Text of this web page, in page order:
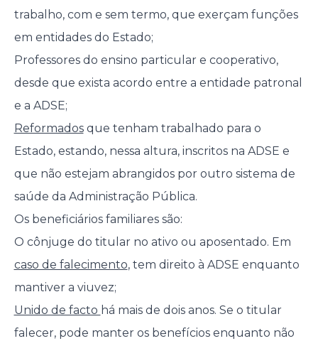
trabalho, com e sem termo, que exerçam funções
em entidades do Estado;
Professores do ensino particular e cooperativo,
desde que exista acordo entre a entidade patronal
e a ADSE;
Reformadosque tenham trabalhado para o
Estado, estando, nessa altura, inscritos na ADSE e
que não estejam abrangidos por outro sistema de
saúde da Administração Pública.
Os beneficiários familiares são:
O cônjuge do titular no ativo ou aposentado. Em
caso de falecimento, tem direito à ADSE enquanto
mantiver a viuvez;
Unido de facto há mais de dois anos. Se o titular
falecer, pode manter os benefícios enquanto não